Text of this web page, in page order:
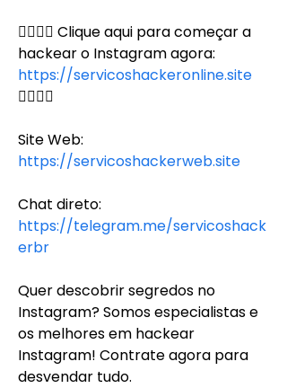
👉🏻👉🏻 Clique aqui para começar a
https://servicoshackeronline.site
👈🏻👈🏻
Site Web:
https://servicoshackerweb.site
Chat direto:
https://telegram.me/servicoshack
erbr
Quer descobrir segredos no
Instagram? Somos especialistas e
os melhores em hackear
Instagram! Contrate agora para
desvendar tudo.